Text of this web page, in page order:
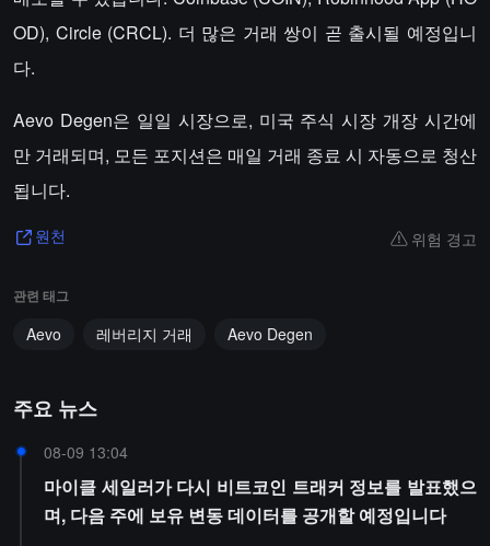
OD), Circle (CRCL). 더 많은 거래 쌍이 곧 출시될 예정입니
다.
Aevo Degen은 일일 시장으로, 미국 주식 시장 개장 시간에
만 거래되며, 모든 포지션은 매일 거래 종료 시 자동으로 청산
됩니다.
원천 위험 경고
관련 태그
Aevo 레버리지 거래 Aevo Degen
주요 뉴스
08-09 13:04
마이클 세일러가 다시 비트코인 트래커 정보를 발표했으
며, 다음 주에 보유 변동 데이터를 공개할 예정입니다